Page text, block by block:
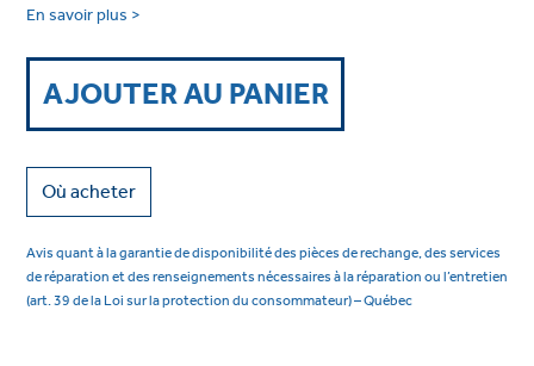
En savoir plus >
AJOUTER AU PANIER
Où acheter
Avis quant à la garantie de disponibilité des pièces de rechange, des services
de réparation et des renseignements nécessaires à la réparation ou l’entretien
(art. 39 de la Loi sur la protection du consommateur) – Québec